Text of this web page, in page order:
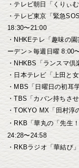
・テレビ朝日「くりぃ
・テレビ東京「緊急
18:30〜21:00
・NHKEテレ「趣味の
ーデン＞毎週日曜 8:00
・NHKBS「ランスマ
・日本テレビ「上田と
・MBS「日曜日の初耳
・TBS「カバン持ちさ
・TOKYO MX「田村淳
・RKB「華丸の「先生
24:28〜24:58
・RKBラジオ「華結び